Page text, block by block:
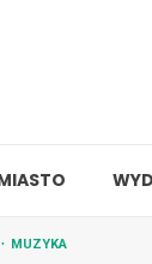
MUZYKA